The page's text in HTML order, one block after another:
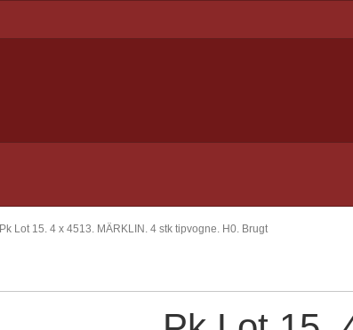
Pk Lot 15. 4 x 4513. MÄRKLIN. 4 stk tipvogne. H0. Brugt